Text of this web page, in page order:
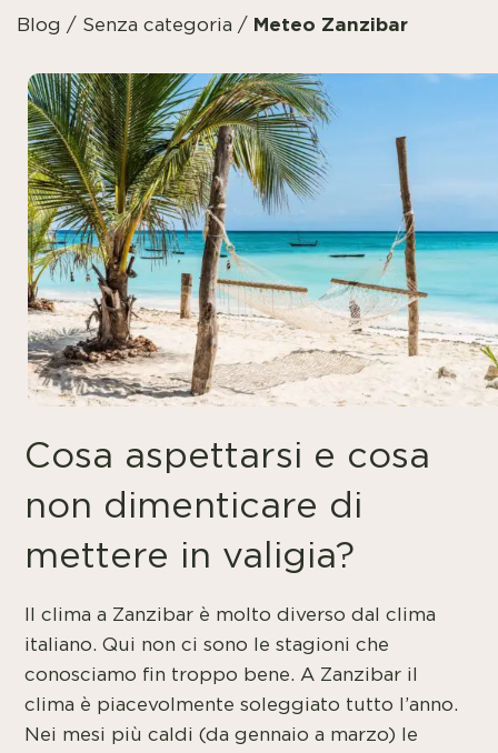
Blog / Senza categoria / Meteo Zanzibar
Cosa aspettarsi e cosa
non dimenticare di
mettere in valigia?
Il clima a Zanzibar è molto diverso dal clima
italiano. Qui non ci sono le stagioni che
conosciamo fin troppo bene. A Zanzibar il
clima è piacevolmente soleggiato tutto l’anno.
Nei mesi più caldi (da gennaio a marzo) le